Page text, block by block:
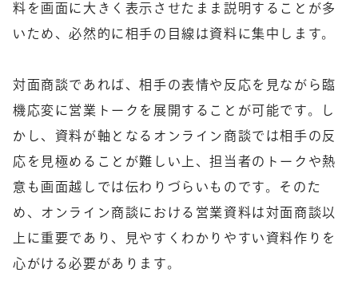
料を画面に大きく表示させたまま説明することが多
いため、必然的に相手の目線は資料に集中します。
対面商談であれば、相手の表情や反応を見ながら臨
機応変に営業トークを展開することが可能です。し
かし、資料が軸となるオンライン商談では相手の反
応を見極めることが難しい上、担当者のトークや熱
意も画面越しでは伝わりづらいものです。そのた
め、オンライン商談における営業資料は対面商談以
上に重要であり、見やすくわかりやすい資料作りを
心がける必要があります。